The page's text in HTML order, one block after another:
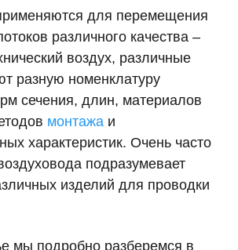
для перемещения
различного качества –
воздух, различные
разную номенклатуру
сечения, длин, материалов
монтажа и
характеристик. Очень часто
подразумевает
изделий для проводки
мы подробно разберемся в